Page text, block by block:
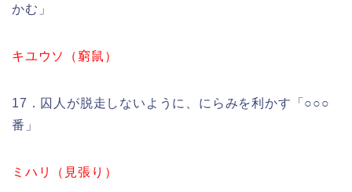
かむ」
キユウソ（窮鼠）
17．囚人が脱走しないように、にらみを利かす「○○○
番」
ミハリ（見張り）